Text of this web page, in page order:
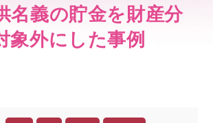
名義の貯金を財産分
象外にした事例